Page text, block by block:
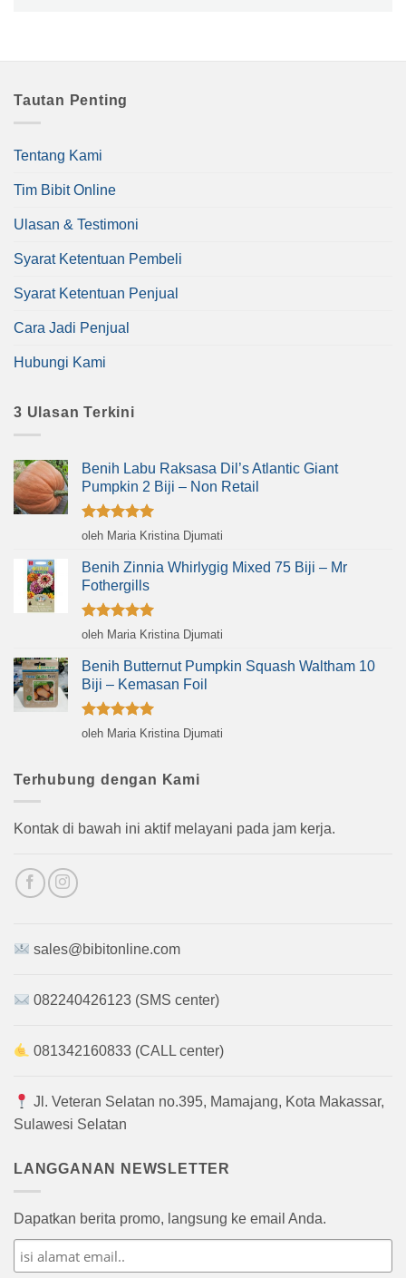
Tautan Penting
Tentang Kami
Tim Bibit Online
Ulasan & Testimoni
Syarat Ketentuan Pembeli
Syarat Ketentuan Penjual
Cara Jadi Penjual
Hubungi Kami
3 Ulasan Terkini
Benih Labu Raksasa Dil’s Atlantic Giant
Pumpkin 2 Biji – Non Retail
Dinilai5
oleh Maria Kristina Djumati
Benih Zinnia Whirlygig Mixed 75 Biji – Mr
Fothergills
Dinilai5
oleh Maria Kristina Djumati
Benih Butternut Pumpkin Squash Waltham 10
Biji – Kemasan Foil
Dinilai5
oleh Maria Kristina Djumati
Terhubung dengan Kami
Kontak di bawah ini aktif melayani pada jam kerja.
sales@bibitonline.com
082240426123 (SMS center)
081342160833 (CALL center)
Jl. Veteran Selatan no.395, Mamajang, Kota Makassar,
Sulawesi Selatan
LANGGANAN NEWSLETTER
Dapatkan berita promo, langsung ke email Anda.